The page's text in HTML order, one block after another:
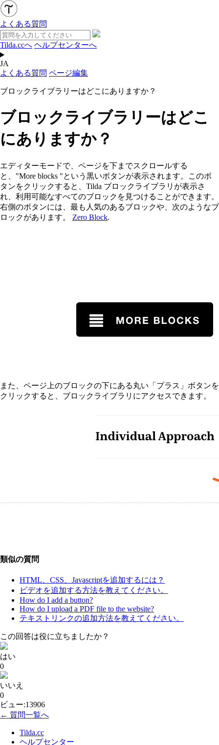
よくある質問
Tilda.ccへ ヘルプセンターへ
JA
よくある質問 ページ編集
ブロックライブラリーはどこにありますか？
ブロックライブラリーはどこ
にありますか？
エディターモードで、ページを下までスクロールする
と、"More blocks "という黒いボタンが表示されます。このボ
タンをクリックすると、Tilda ブロックライブラリが表示さ
れ、利用可能なすべてのブロックを見つけることができます。
右側のボタンには、最も人気のあるブロックや、次のようなブ
ロックがあります。 Zero Block.
また、ページ上のブロックの下にある丸い「プラス」ボタンを
クリックすると、ブロックライブラリにアクセスできます。
類似の質問
HTML、CSS、Javascriptを追加するには？
ビデオを追加する方法を教えてください。
How do I add a button?
How do I upload a PDF file to the website?
テキストリンクの追加方法を教えてください。
この回答は役に立ちましたか？
はい
0
いいえ
0
ビュー:13906
← 質問一覧へ
Tilda.cc
ヘルプセンター